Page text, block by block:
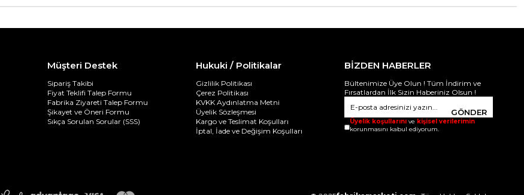
Müşteri Destek
Sipariş Takibi
Fiyat Teklifi Talep Formu
Fabrika Ziyareti Talep Formu
Şikayet ve Öneri Formu
Sıkça Sorulan Sorular (SSS)
Hukuki / Politikalar
Gizlilik Politikası
Çerez Politikası
KVKK Aydınlatma Metni
Üyelik Sözleşmesi
Kargo ve Teslimat Koşulları
İptal, İade ve Değişim Koşulları
BİZDEN HABERLER
Bültenimize Üye Olun ! Tüm İndirim ve
Fırsatlardan İlk Sizin Haberiniz Olsun !
GÖNDER
Üyelik koşullarınıve kişisel verilerimin
korunmasını kabul ediyorum.